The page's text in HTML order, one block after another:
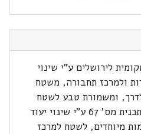
לירושלים ע"י שינוי
ולמרכז תחבורה, משטח
ומשמורת טבע לשטח
למוסדות ולדרך. שינויים מתכנית מס' 67 ע"י שינוי יעוד
מיוחדים, לשטח למרכז